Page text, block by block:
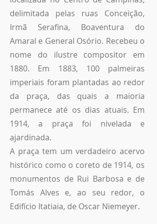
delimitada pelas ruas Conceição,
Irmã Serafina, Boaventura do
Amaral e General Osório. Recebeu o
nome do ilustre compositor em
1880. Em 1883, 100 palmeiras
imperiais foram plantadas ao redor
da praça, das quais a maioria
permanece até os dias atuais. Em
1914, a praça foi nivelada e
ajardinada.
A praça tem um verdadeiro acervo
histórico como o coreto de 1914, os
monumentos de Rui Barbosa e de
Tomás Alves e, ao seu redor, o
Edifício Itatiaia, de Oscar Niemeyer.